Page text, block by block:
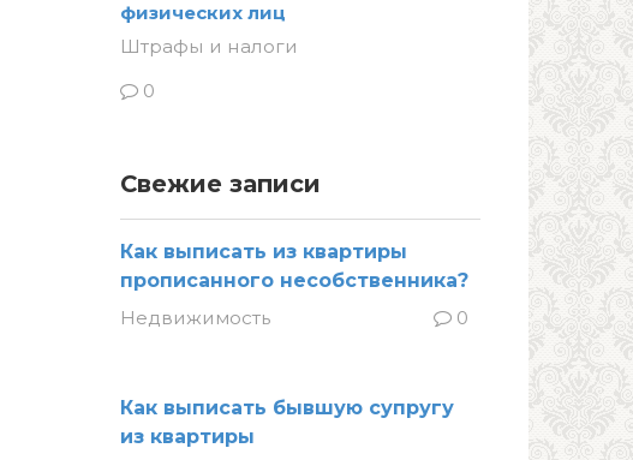
физических лиц
Штрафы и налоги
0
Свежие записи
Как выписать из квартиры
прописанного несобственника?
Недвижимость
0
Как выписать бывшую супругу
из квартиры